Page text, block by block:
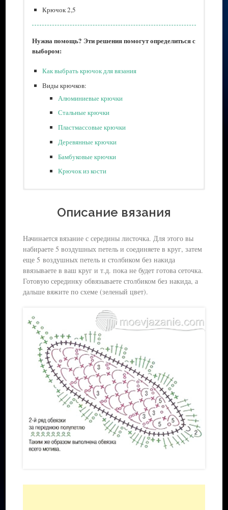
Крючок 2,5
Нужна помощь? Эти решения помогут определиться с
выбором:
Как выбрать крючок для вязания
Виды крючков:
Алюминиевые крючки
Стальные крючки
Пластмассовые крючки
Деревянные крючки
Бамбуковые крючки
Крючок из кости
Бренд — Yarn Art Begonia
Советы для новичков:
Как выбрать пряжу для вязания крючком
Виды пряжи:
Пряжа из искусственных волокон
Шерстяная пряжа
Синтетическая пряжа
Маркеры для блокировки стежка
Готовые решения:
Набор инструментов для вязания крючком новичку
Описание вязания
Начинается вязание с середины листочка. Для этого вы
набираете 5 воздушных петель и соединяете в круг, затем
еще 5 воздушных петель и столбиком без накида
ввязываете в ваш круг и т.д. пока не будет готова сеточка.
Готовую серединку обвязываете столбиком без накида, а
дальше вяжите по схеме (зеленый цвет).